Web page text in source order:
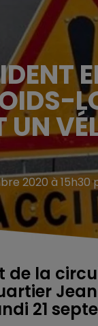
UN
2020 à 15h30
de la
21